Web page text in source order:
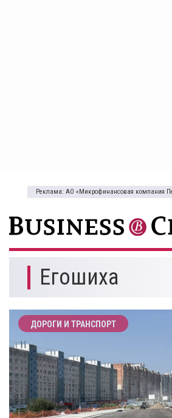
Реклама: АО «Микрофинансовая компания
Егошиха
ДОРОГИ И ТРАНСПОРТ